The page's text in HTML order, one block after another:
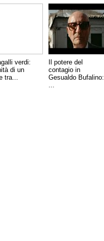
verdi:
di un
tra...
Il potere del
contagio in
Gesualdo Bufalino:
...